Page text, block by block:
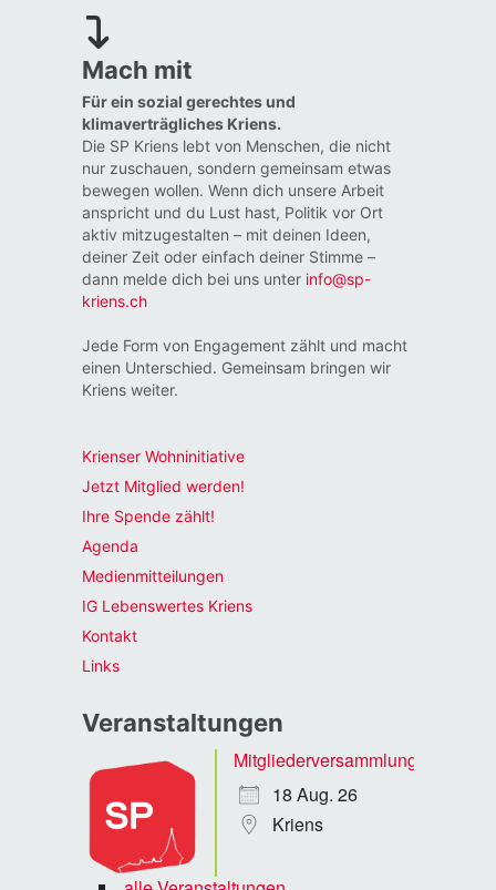
Mach mit
Für ein sozial gerechtes und
klimaverträgliches Kriens.
Die SP Kriens lebt von Menschen, die nicht
nur zuschauen, sondern gemeinsam etwas
bewegen wollen. Wenn dich unsere Arbeit
anspricht und du Lust hast, Politik vor Ort
aktiv mitzugestalten – mit deinen Ideen,
deiner Zeit oder einfach deiner Stimme –
dann melde dich bei uns unter info@sp-
kriens.ch
Jede Form von Engagement zählt und macht
einen Unterschied. Gemeinsam bringen wir
Kriens weiter.
Krienser Wohninitiative
Jetzt Mitglied werden!
Ihre Spende zählt!
Agenda
Medienmitteilungen
IG Lebenswertes Kriens
Kontakt
Links
Veranstaltungen
Mitgliederversammlung
18 Aug. 26
Kriens